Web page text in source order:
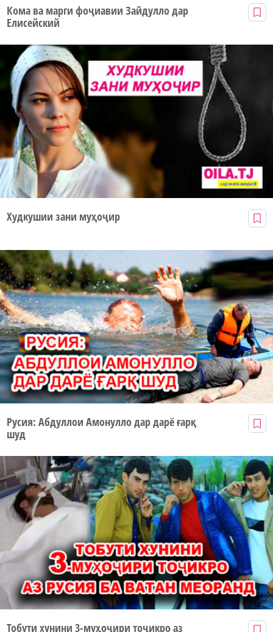
Кома ва марги фоҷиавии Зайдулло дар
Елисейский
Худкушии зани муҳоҷир
Русия: Абдуллои Амонулло дар дарё ғарқ
шуд
Тобути хунини 3-муҳоҷири тоҷикро аз